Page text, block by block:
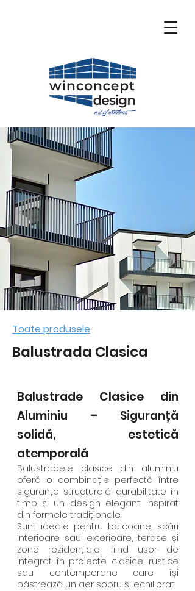
Toate produsele
Balustrada Clasica
Balustrade Clasice din
Aluminiu – Siguranță
solidă, estetică
atemporală
Balustradele clasice din aluminiu
oferă o combinație perfectă între
siguranță structurală, durabilitate în
timp și un design elegant, inspirat
din formele tradiționale.
Sunt ideale pentru balcoane, scări
interioare sau exterioare, terase și
zone rezidențiale, fiind ușor de
integrat în proiecte clasice, rustice
sau contemporane care își
păstrează un aer sobru și echilibrat.